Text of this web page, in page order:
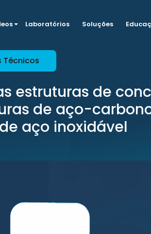
Laboratórios Soluções
Técnicos
estruturas de
de aço-
aço inoxidável